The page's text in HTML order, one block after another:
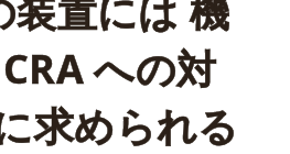
装置には 機
への対
求められる